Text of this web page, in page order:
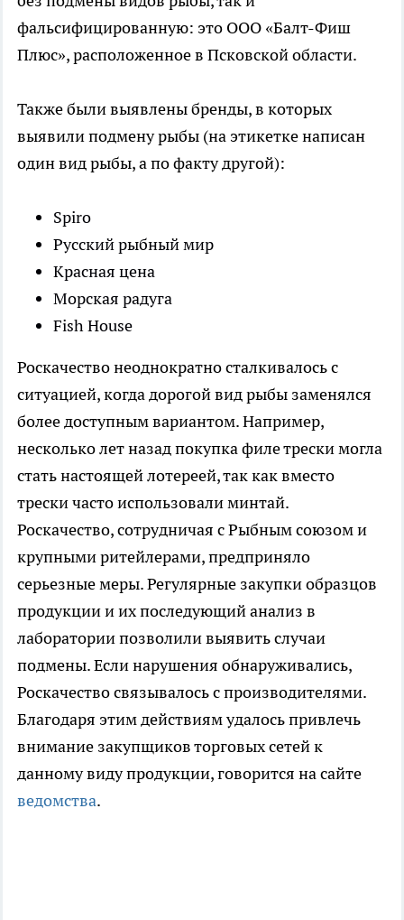
фальсифицированную: это ООО «Балт-Фиш
Плюс», расположенное в Псковской области.
Также были выявлены бренды, в которых
выявили подмену рыбы (на этикетке написан
один вид рыбы, а по факту другой):
Spiro
Русский рыбный мир
Красная цена
Морская радуга
Fish House
Роскачество неоднократно сталкивалось с
ситуацией, когда дорогой вид рыбы заменялся
более доступным вариантом. Например,
несколько лет назад покупка филе трески могла
стать настоящей лотереей, так как вместо
трески часто использовали минтай.
Роскачество, сотрудничая с Рыбным союзом и
крупными ритейлерами, предприняло
серьезные меры. Регулярные закупки образцов
продукции и их последующий анализ в
лаборатории позволили выявить случаи
подмены. Если нарушения обнаруживались,
Роскачество связывалось с производителями.
Благодаря этим действиям удалось привлечь
внимание закупщиков торговых сетей к
данному виду продукции, говорится на сайте
ведомства.